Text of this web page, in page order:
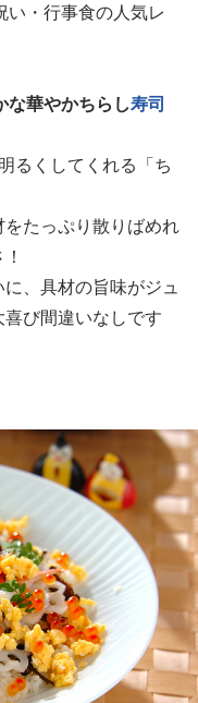
・行事食の人気レ
な華やかちらし寿司
るくしてくれる「ち
たっぷり散りばめれ
、具材の旨味がジュ
び間違いなしです